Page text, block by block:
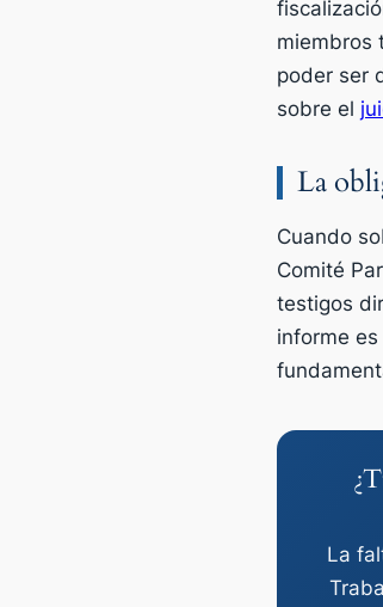
miembros
poder ser
sobre el
La
Cuando
Comité
testigos
informe
La